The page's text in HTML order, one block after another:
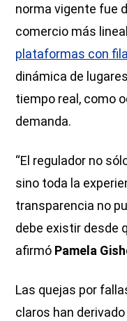
norma vigente fue
comercio más
plataformas con
dinámica de
tiempo real, como
demanda.
“El regulador no
sino toda la
transparencia no
debe existir desde
afirmó Pamela
Las quejas por
claros han